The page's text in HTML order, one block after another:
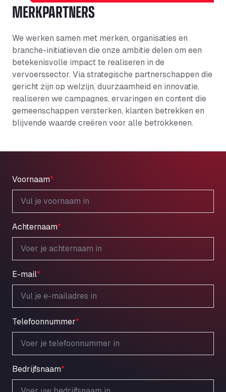
MERKPARTNERS
We werken samen met merken, organisaties en
branche-initiatieven die onze ambitie delen om een
betekenisvolle impact te realiseren in de
vervoerssector. Via strategische partnerschappen die
gericht zijn op welzijn, duurzaamheid en innovatie,
realiseren we campagnes, ervaringen en content die
gemeenschappen versterken, klanten betrekken en
blijvende waarde creëren voor alle betrokkenen.
Voornaam*
Achternaam*
E-mail*
Telefoonnummer*
Bedrijfsnaam*